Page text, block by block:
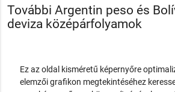
További Argentin peso és
deviza középárfolyamok
Ez az oldal kisméretű képernyőre
elemzői grafikon megtekintéséhez